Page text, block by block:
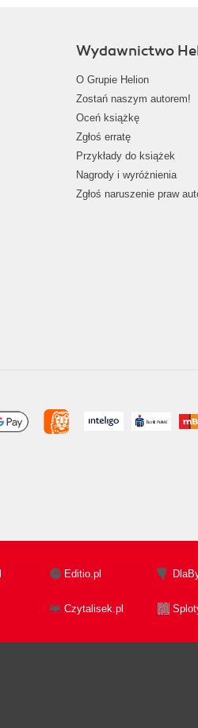
Wydawnictwo
O Grupie Helion
Zostań naszym autorem!
Oceń książkę
Zgłoś erratę
Przykłady do książek
Nagrody i wyróżnienia
Zgłoś naruszenie praw
Editio.pl
Czytalisek.pl